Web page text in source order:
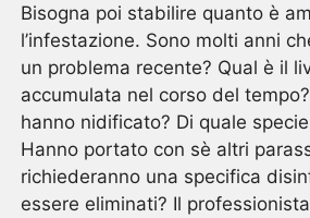
Bisogna poi stabilire quanto è
l’infestazione. Sono molti anni
un problema recente? Qual è il
accumulata nel corso del
hanno nidificato? Di quale
Hanno portato con sè altri
richiederanno una specifica
essere eliminati? Il professionista